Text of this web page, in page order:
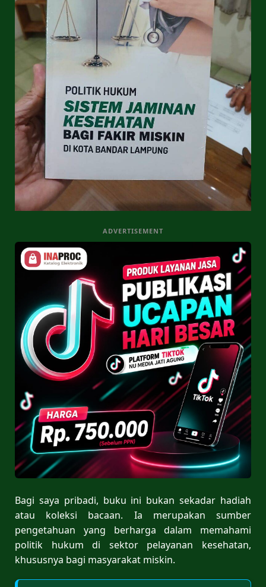
ADVERTISEMENT
Bagi saya pribadi, buku ini bukan sekadar hadiah
atau koleksi bacaan. Ia merupakan sumber
pengetahuan yang berharga dalam memahami
politik hukum di sektor pelayanan kesehatan,
khususnya bagi masyarakat miskin.